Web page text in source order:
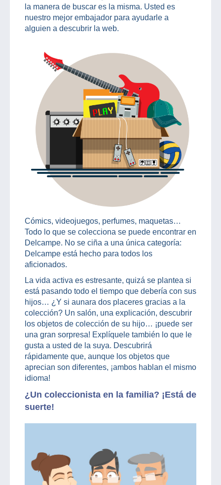
la manera de buscar es la misma. Usted es
nuestro mejor embajador para ayudarle a
alguien a descubrir la web.
Cómics, videojuegos, perfumes, maquetas…
Todo lo que se colecciona se puede encontrar en
Delcampe. No se ciña a una única categoría:
Delcampe está hecho para todos los
aficionados.
La vida activa es estresante, quizá se plantea si
está pasando todo el tiempo que debería con sus
hijos… ¿Y si aunara dos placeres gracias a la
colección? Un salón, una explicación, descubrir
los objetos de colección de su hijo… ¡puede ser
una gran sorpresa! Explíquele también lo que le
gusta a usted de la suya. Descubrirá
rápidamente que, aunque los objetos que
aprecian son diferentes, ¡ambos hablan el mismo
idioma!
¿Un coleccionista en la familia? ¡Está de
suerte!